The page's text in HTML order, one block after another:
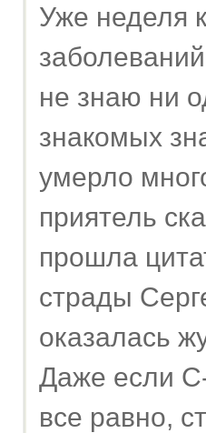
Уже неделя
не знаю ни
знакомых
умерло
приятель
прошла
страды
оказалась
Даже если
все равно,